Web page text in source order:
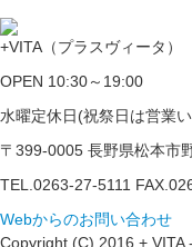
+VITA（プラスヴィータ）
OPEN 10:30～19:00
水曜定休日(祝祭日は営業
〒399-0005 長野県松本市
TEL.0263-27-5111
Webからのお問い合わせ
Copyright (C) 2016 + VITA